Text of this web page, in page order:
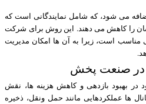
می شود، که شامل نمایندگانی است که
را کاهش می دهند. این روش برای شرکت
مناسب است، زیرا به آن ها امکان مدیریت
در صنعت پخش
در بهبود بازدهی و کاهش هزینه ها، نقش
ها عملکردهایی مانند حمل ونقل، ذخیره